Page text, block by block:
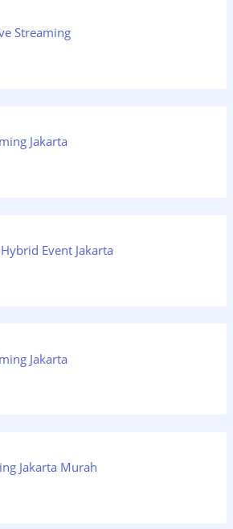
Streaming
Jakarta
Event Jakarta
Jakarta
Jakarta Murah